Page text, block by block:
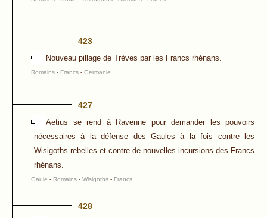
423
Nouveau pillage de Trèves par les Francs rhénans.
Romains - Francs - Germanie
427
Aetius se rend à Ravenne pour demander les pouvoirs
nécessaires à la défense des Gaules à la fois contre les
Wisigoths rebelles et contre de nouvelles incursions des Francs
rhénans.
Gaule - Romains - Wisigoths - Francs
428